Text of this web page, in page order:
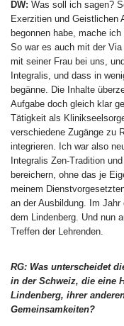
DW: Was soll ich sagen?
Exerzitien und Geistlichen
begonnen habe, mache
So war es auch mit der
mit seiner Frau bei uns,
Integralis, und dass in
begänne. Die Inhalte
Aufgabe doch gleich klar
Tätigkeit als
verschiedene Zugänge zu
integrieren. Ich war also
Integralis Zen-Tradition
bereichern, ohne das je
meinem
an der Ausbildung. Im
dem Lindenberg. Und nun
Treffen der Lehrenden.
RG: Was unterscheidet
in der Schweiz, die eine
Lindenberg, ihrer
Gemeinsamkeiten?